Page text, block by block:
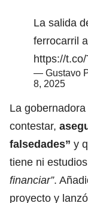
La salida
ferrocarril
https://
— Gustavo
8, 2025
La
contestar,
falsedades” y
tiene ni
financiar”.
proyecto y